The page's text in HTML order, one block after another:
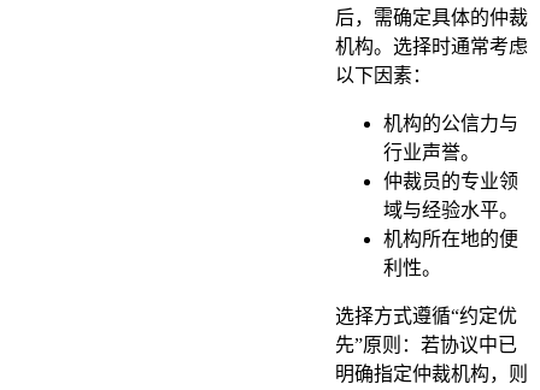
后，需确定具体的仲裁
机构。选择时通常考虑
以下因素：
机构的公信力与
行业声誉。
仲裁员的专业领
域与经验水平。
机构所在地的便
利性。
选择方式遵循“约定优
先”原则：若协议中已
明确指定仲裁机构，则